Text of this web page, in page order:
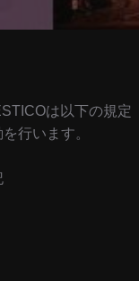
は以下の規定
行います。